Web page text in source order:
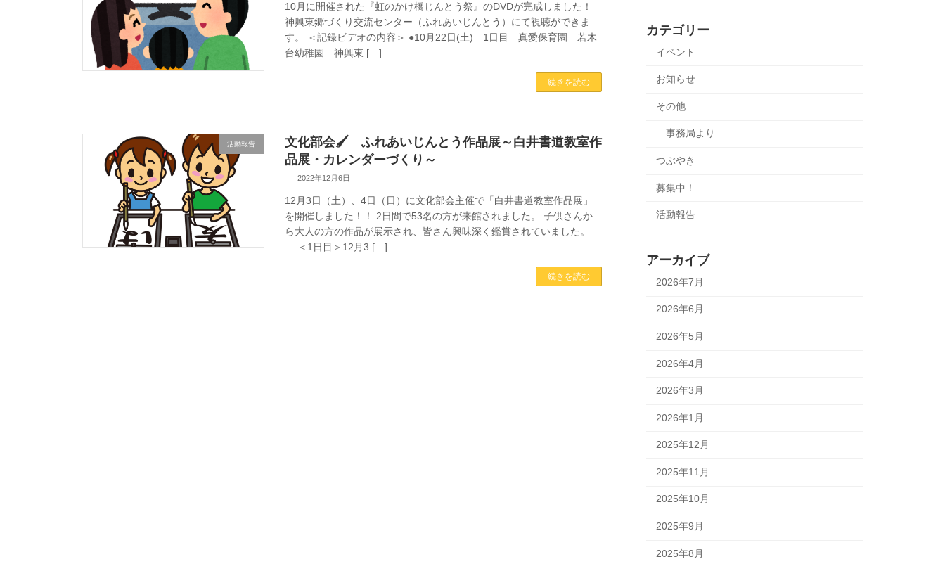
10月に開催された『虹のかけ橋じんとう祭』のDVDが完成しました！
神興東郷づくり交流センター（ふれあいじんとう）にて視聴ができま
す。 ＜記録ビデオの内容＞ ●10月22日(土) 1日目 真愛保育園 若木
台幼稚園 神興東 […]
続きを読む
活動報告
文化部会🖌 ふれあいじんとう作品展～白井書道教室作
品展・カレンダーづくり～
2022年12月6日
12月3日（土）、4日（日）に文化部会主催で「白井書道教室作品展」
を開催しました！！ 2日間で53名の方が来館されました。 子供さんか
ら大人の方の作品が展示され、皆さん興味深く鑑賞されていました。
＜1日目＞12月3 […]
続きを読む
カテゴリー
イベント
お知らせ
その他
事務局より
つぶやき
募集中！
活動報告
アーカイブ
2026年7月
2026年6月
2026年5月
2026年4月
2026年3月
2026年1月
2025年12月
2025年11月
2025年10月
2025年9月
2025年8月